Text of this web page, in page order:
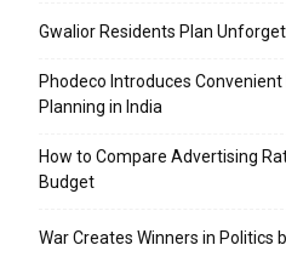
Gwalior Residents Plan
Phodeco Introduces
Planning in India
How to Compare Advertising
Budget
War Creates Winners in Politics